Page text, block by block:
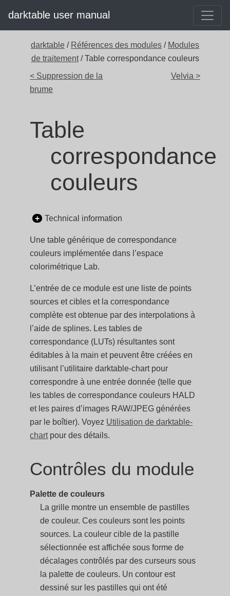
darktable user manual
darktable / Références des modules / Modules
de traitement/ Table correspondance couleurs
< Suppression de la
brume
Velvia >
Table
correspondance
couleurs
Technical information
Une table générique de correspondance
couleurs implémentée dans l’espace
colorimétrique Lab.
L’entrée de ce module est une liste de points
sources et cibles et la correspondance
complète est obtenue par des interpolations à
l’aide de splines. Les tables de
correspondance (LUTs) résultantes sont
éditables à la main et peuvent être créées en
utilisant l’utilitaire darktable-chart pour
correspondre à une entrée donnée (telle que
les tables de correspondance couleurs HALD
et les paires d’images RAW/JPEG générées
par le boîtier). Voyez Utilisation de darktable-
chartpour des détails.
Contrôles du module
Palette de couleurs
La grille montre un ensemble de pastilles
de couleur. Ces couleurs sont les points
sources. La couleur cible de la pastille
sélectionnée est affichée sous forme de
décalages contrôlés par des curseurs sous
la palette de couleurs. Un contour est
dessiné sur les pastilles qui ont été